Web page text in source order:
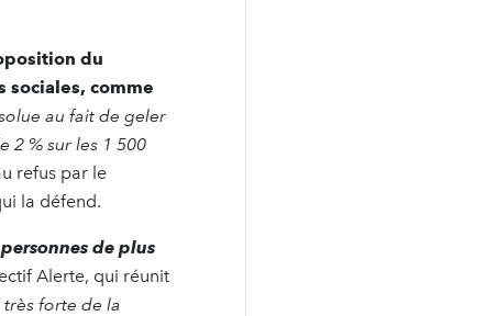
du
sociales, comme
au fait de geler
2 % sur les 1 500
refus par le
la défend.
de plus
Alerte, qui réunit
très forte de la